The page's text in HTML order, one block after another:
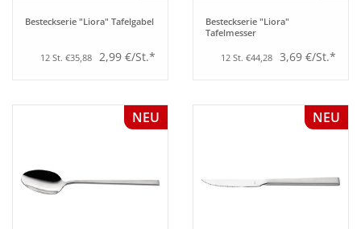
Küche
Besteckserie "Liora" Tafelgabel
12 St. €35,88 2,99 €/St.*
Besteckserie "Liora"
Tafelmesser
12 St. €44,28 3,69 €/St.*
NEU NEU